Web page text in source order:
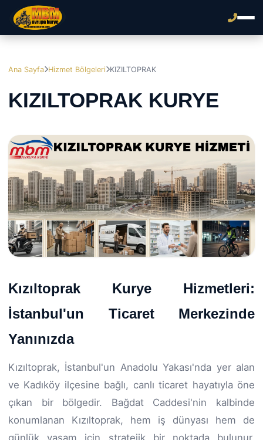
Ana Sayfa Hizmet Bölgeleri KIZILTOPRAK
KIZILTOPRAK KURYE
Kızıltoprak Kurye Hizmetleri:
İstanbul'un Ticaret Merkezinde
Yanınızda
Kızıltoprak, İstanbul'un Anadolu Yakası'nda yer alan
ve Kadıköy ilçesine bağlı, canlı ticaret hayatıyla öne
çıkan bir bölgedir. Bağdat Caddesi'nin kalbinde
konumlanan Kızıltoprak, hem iş dünyası hem de
günlük yaşam için stratejik bir noktada bulunur.